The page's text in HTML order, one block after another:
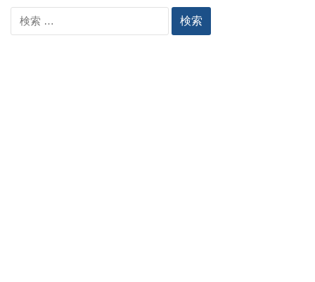
索: